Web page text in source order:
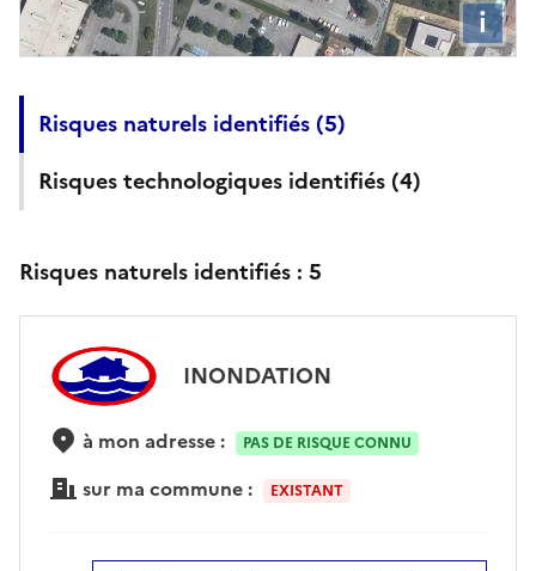
i
Risques naturels identifiés (5)
Risques technologiques identifiés (4)
Risques naturels identifiés : 5
INONDATION
à mon adresse : PAS DE RISQUE CONNU
sur ma commune : EXISTANT